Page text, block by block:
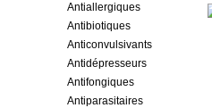
Antiallergiques
Antibiotiques
Anticonvulsivants
Antidépresseurs
Antifongiques
Antiparasitaires